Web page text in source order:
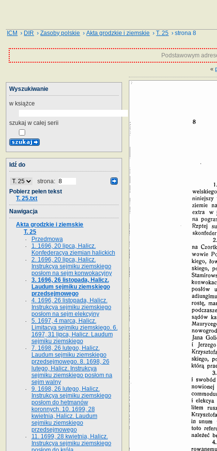
ICM › DIR ›Zasoby polskie ›Akta grodzkie i ziemskie ›T. 25 › strona 8
Podstawowym
«
Wyszukiwanie
w książce
szukaj w całej serii
Idź do
strona:
Pobierz pełen tekst
T. 25.txt
Nawigacja
Akta grodzkie i ziemskie
T. 25
Przedmowa
1. 1696, 20 lipca, Halicz.
Konfederacya ziemian halickich
2. 1696, 20 lipca, Halicz.
Instrukcya sejmiku ziemskiego
posłom na sejm konwokacyjny
3. 1696, 26 listopada, Halicz.
Laudum sejmiku ziemskiego
przedsejmowego
4. 1696, 26 listopada, Halicz.
Instrukcya sejmiku ziemskiego
posłom na sejm elekcyjny
5. 1697, 4 marca, Halicz.
Limitacya sejmiku ziemskiego. 6.
1697, 31 lipca, Halicz. Laudum
sejmiku ziemskiego
7. 1698, 26 lutego, Halicz.
Laudum sejmiku ziemskiego
przedsejmowego. 8. 1698, 26
lutego, Halicz. Instrukcya
sejmiku ziemskiego posłom na
sejm walny
9. 1698, 26 lutego, Halicz.
Instrukcya sejmiku ziemskiego
posłom do hetmanów
koronnych. 10. 1699, 28
kwietnia, Halicz. Laudum
sejmiku ziemskiego
przedsejmowego
11. 1699, 28 kwietnia, Halicz.
Instrukcya sejmiku ziemskiego